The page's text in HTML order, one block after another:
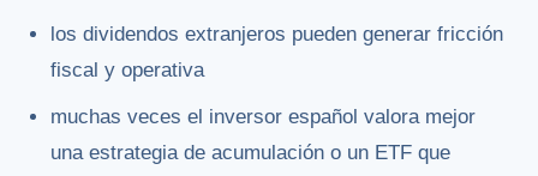
los dividendos extranjeros pueden generar fricción
fiscal y operativa
muchas veces el inversor español valora mejor
una estrategia de acumulación o un ETF que